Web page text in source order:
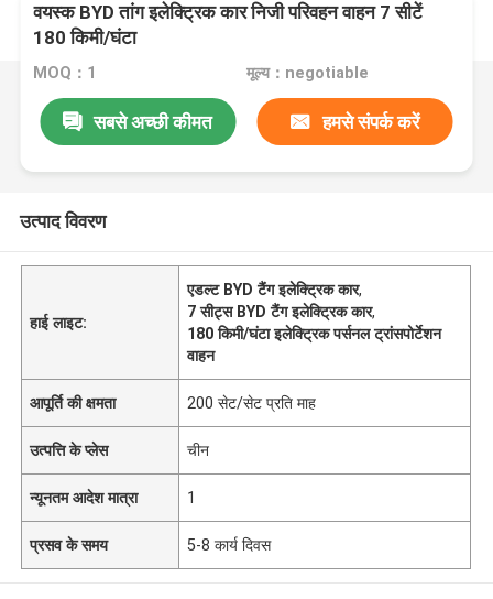
वयस्क BYD तांग इलेक्ट्रिक कार निजी परिवहन वाहन 7 सीटें
180 किमी/घंटा
MOQ：1 मूल्य：negotiable
सबसे अच्छी कीमत हमसे संपर्क करें
उत्पाद विवरण
हाई लाइट:
एडल्ट BYD टैंग इलेक्ट्रिक कार,
7 सीट्स BYD टैंग इलेक्ट्रिक कार,
180 किमी/घंटा इलेक्ट्रिक पर्सनल ट्रांसपोर्टेशन
वाहन
आपूर्ति की क्षमता 200 सेट/सेट प्रति माह
उत्पत्ति के प्लेस चीन
न्यूनतम आदेश मात्रा 1
प्रसव के समय 5-8 कार्य दिवस